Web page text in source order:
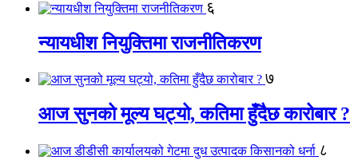
६
न्यायधीश नियुक्तिमा राजनीतिकरण
७
आज सुनको मूल्य घट्यो, कतिमा हुँदैछ कारोबार ?
८